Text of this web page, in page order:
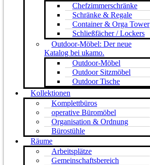
Chefzimmerschränke
Schränke & Regale
Container & Orga Tower
Schließfächer / Lockers
Outdoor-Möbel: Der neue
Katalog bei ukamo.
Outdoor-Möbel
Outdoor Sitzmöbel
Outdoor Tische
Kollektionen
Komplettbüros
operative Büromöbel
Organisation & Ordnung
Bürostühle
Räume
Arbeitsplätze
Gemeinschaftsbereich